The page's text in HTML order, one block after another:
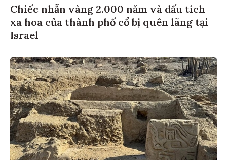
Chiếc nhẫn vàng 2.000 năm và dấu tích
xa hoa của thành phố cổ bị quên lãng tại
Israel